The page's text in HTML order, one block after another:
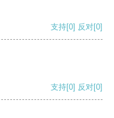
支持[0] 反对[0]
支持[0] 反对[0]